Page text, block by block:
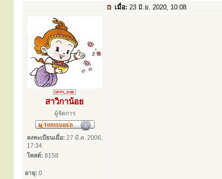
เมื่อ: 23 มิ.ย. 2020, 10:08
สาวิกาน้อย
ผู้จัดการ
ลงทะเบียนเมื่อ: 27 มี.ค. 2006,
17:34
โพสต์: 8158
อายุ: 0